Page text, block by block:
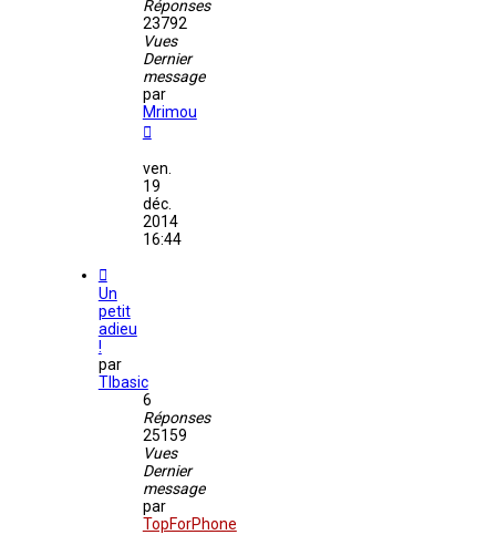
Réponses
23792
Vues
Dernier
message
par
Mrimou
ven.
19
déc.
2014
16:44
Un
petit
adieu
!
par
TIbasic
6
Réponses
25159
Vues
Dernier
message
par
TopForPhone